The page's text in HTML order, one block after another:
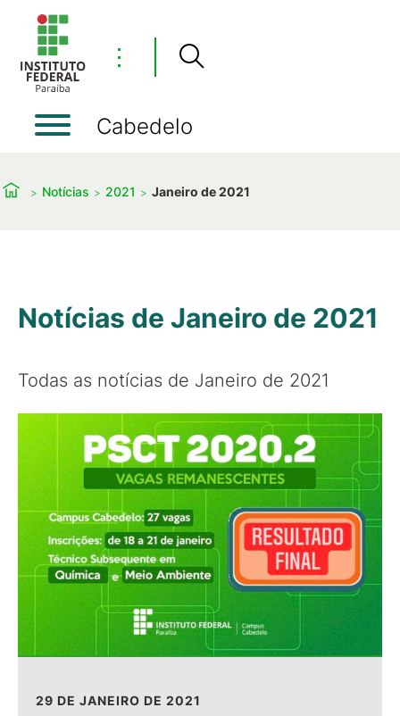
⋮
Cabedelo
Notícias 2021 Janeiro de 2021
Notícias de Janeiro de 2021
Todas as notícias de Janeiro de 2021
29 DE JANEIRO DE 2021